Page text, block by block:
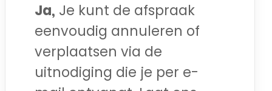
Ja, Je kunt de afspraak
eenvoudig annuleren of
verplaatsen via de
uitnodiging die je per e-